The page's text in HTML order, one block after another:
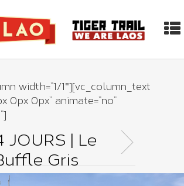
width=”1/1″][vc_column_text
0px 0px” animate=”no”
JOURS | Le
Gris